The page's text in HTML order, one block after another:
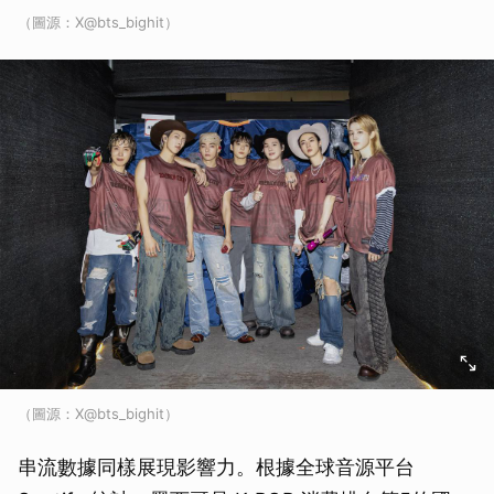
（圖源：X@bts_bighit）
（圖源：X@bts_bighit）
串流數據同樣展現影響力。根據全球音源平台